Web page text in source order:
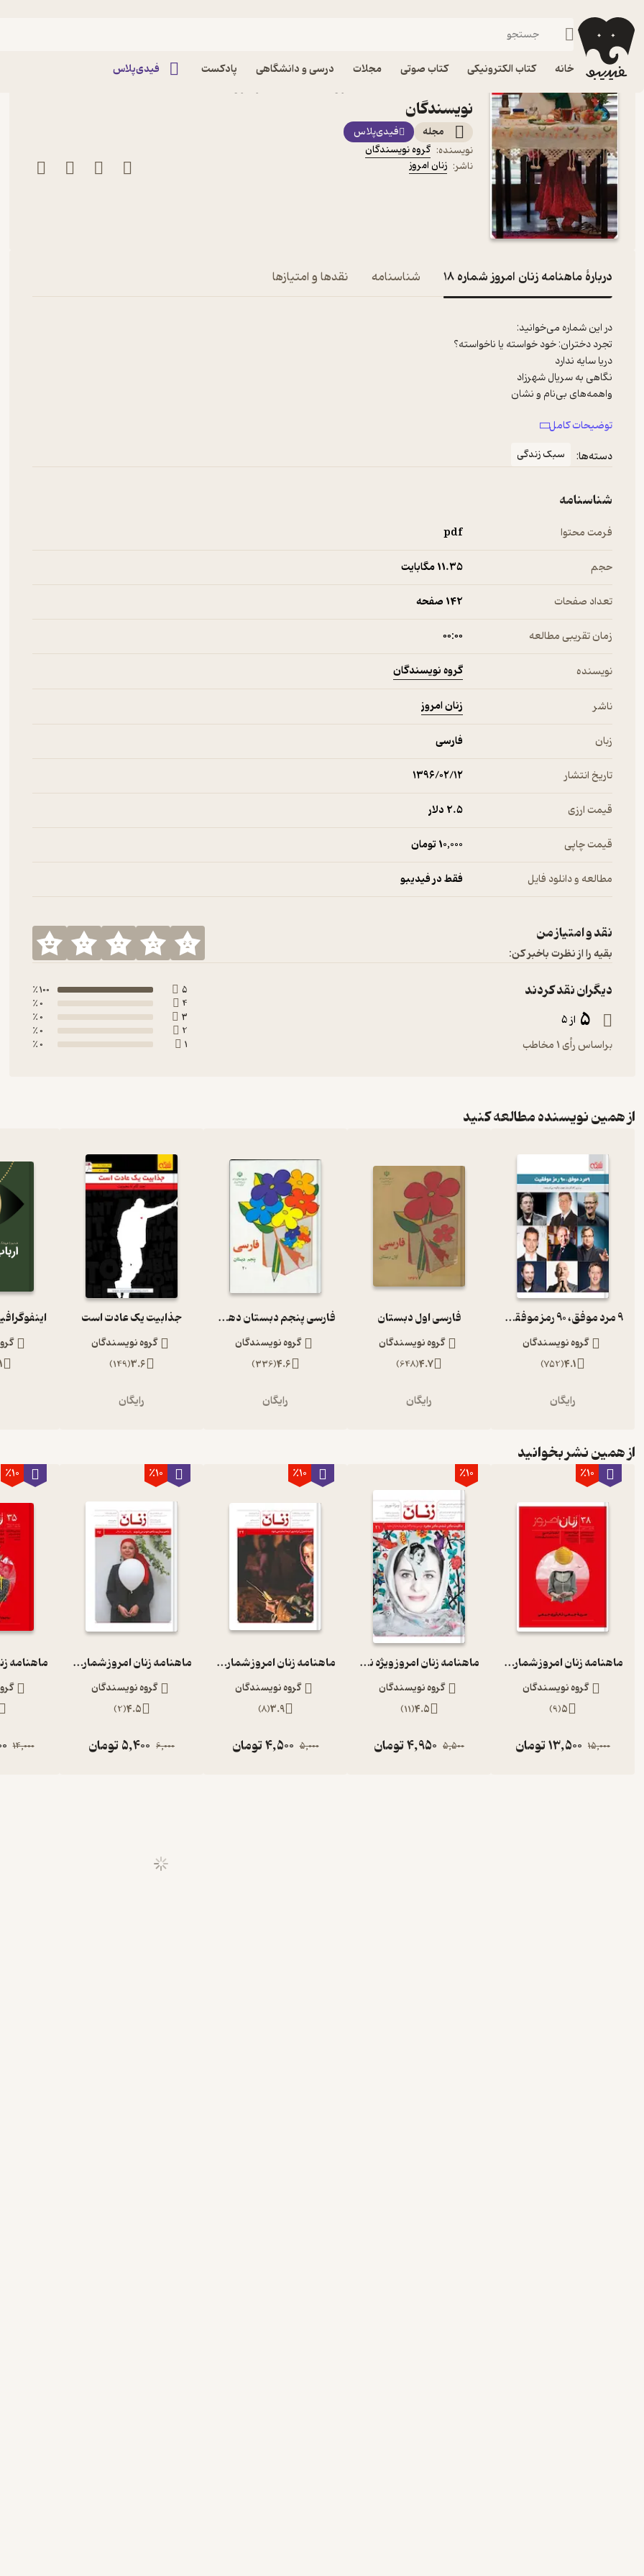
خانه کتاب الکترونیکی کتاب صوتی مجلات درسی و دانشگاهی پادکست فیدی‌پلاس
فیدیبو مجله و نشریه
نویسندگان
مجله
فیدی‌پلاس
نویسنده: گروه نویسندگان
ناشر: زنان امروز
دربارۀ ماهنامه زنان امروز شماره 18 شناسنامه نقدها و امتیازها
هرچه بچه‌ام بگوید انجام می‌دهم
توضیحات کامل
دسته‌ها:
سبک زندگی
شناسنامه
فرمت محتوا pdf
حجم 11.۳۵ مگابایت
تعداد صفحات 142 صفحه
زمان تقریبی مطالعه ۰۰:۰۰
نویسنده گروه نویسندگان
ناشر زنان امروز
زبان فارسی
تاریخ انتشار ۱۳۹۶/۰۲/۱۲
قیمت ارزی 2.۵ دلار
قیمت چاپی 10,000 تومان
مطالعه و دانلود فایل فقط در فیدیبو
نقد و امتیاز من
بقیه را از نظرت باخبر کن:
دیگران نقد کردند
5 از 5
براساس رأی 1 مخاطب
5
100 ٪
4
0 ٪
3
0 ٪
2
0 ٪
1
0 ٪
از همین نویسنده مطالعه کنید
9 مرد موفق، 90 رمز موفقیت
گروه نویسندگان
4.1
(
752
)
رایگان
فارسی اول دبستان
گروه نویسندگان
4.7
(
648
)
رایگان
فارسی پنجم دبستان دهه 60
گروه نویسندگان
4.6
(
336
)
رایگان
جذابیت یک عادت است
گروه نویسندگان
3.6
(
149
)
رایگان
از همین نشر بخوانید
٪10
ماهنامه زنان امروز شماره 38
گروه نویسندگان
5
(
9
)
15,000
13,500تومان
٪10
ماهنامه زنان امروز ویژه نوروز شماره 21
گروه نویسندگان
4.5
(
11
)
5,500
4,950تومان
٪10
ماهنامه زنان امروز شماره 34
گروه نویسندگان
3.9
(
8
)
5,000
4,500تومان
٪10
ماهنامه زنان امروز شماره 17
گروه نویسندگان
4.5
(
2
)
6,000
5,400تومان
٪10
14,000